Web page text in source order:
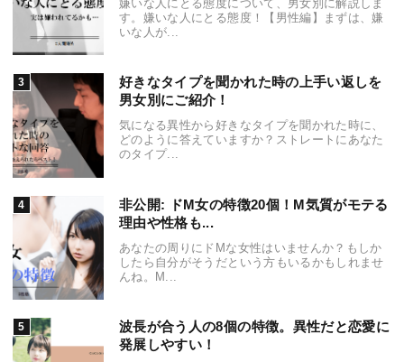
嫌いな人にとる態度について、男女別に解説しま
す。嫌いな人にとる態度！【男性編】まずは、嫌
いな人が...
好きなタイプを聞かれた時の上手い返しを
男女別にご紹介！
気になる異性から好きなタイプを聞かれた時に、
どのように答えていますか？ストレートにあなた
のタイプ...
非公開: ドM女の特徴20個！M気質がモテる
理由や性格も...
あなたの周りにドMな女性はいませんか？もしか
したら自分がそうだという方もいるかもしれませ
んね。M...
波長が合う人の8個の特徴。異性だと恋愛に
発展しやすい！